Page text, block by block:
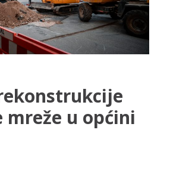
mreže u općini